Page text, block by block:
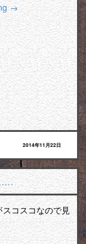
→
2014年11月22日
コスコなので見